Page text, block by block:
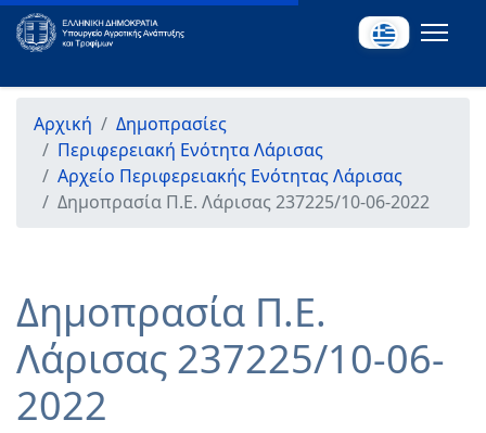
Αρχική
Δημοπρασίες
Περιφερειακή Ενότητα Λάρισας
Αρχείο Περιφερειακής Ενότητας Λάρισας
Δημοπρασία Π.Ε. Λάρισας 237225/10-06-2022
Δημοπρασία Π.Ε.
Λάρισας 237225/10-06-
2022